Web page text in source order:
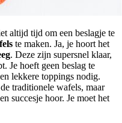
altijd tijd om een beslagje te
te maken. Ja, je hoort het
. Deze zijn supersnel klaar,
Je hoeft geen beslag te
lekkere toppings nodig.
traditionele wafels, maar
succesje hoor. Je moet het